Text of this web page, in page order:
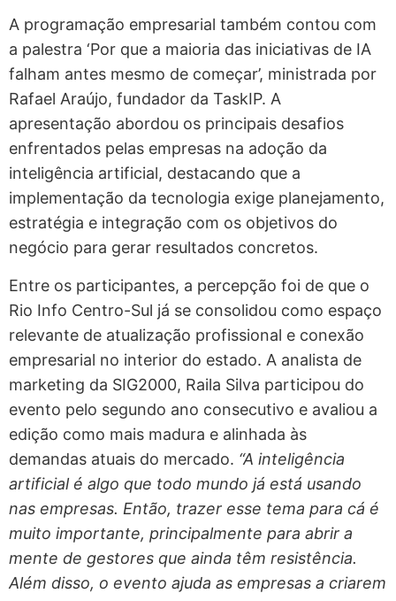
A programação empresarial também contou com
a palestra ‘Por que a maioria das iniciativas de IA
falham antes mesmo de começar’, ministrada por
Rafael Araújo, fundador da TaskIP. A
apresentação abordou os principais desafios
enfrentados pelas empresas na adoção da
inteligência artificial, destacando que a
implementação da tecnologia exige planejamento,
estratégia e integração com os objetivos do
negócio para gerar resultados concretos.
Entre os participantes, a percepção foi de que o
Rio Info Centro-Sul já se consolidou como espaço
relevante de atualização profissional e conexão
empresarial no interior do estado. A analista de
marketing da SIG2000, Raila Silva participou do
evento pelo segundo ano consecutivo e avaliou a
edição como mais madura e alinhada às
demandas atuais do mercado. “A inteligência
artificial é algo que todo mundo já está usando
nas empresas. Então, trazer esse tema para cá é
muito importante, principalmente para abrir a
mente de gestores que ainda têm resistência.
Além disso, o evento ajuda as empresas a criarem